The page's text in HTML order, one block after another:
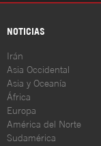
NOTICIAS
Irán
Asia Occidental
Asia y Oceanía
África
Europa
América del Norte
Sudamérica